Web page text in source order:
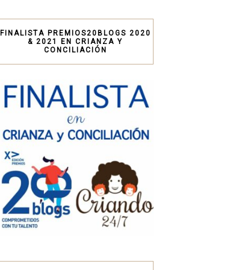
FINALISTA PREMIOS20BLOGS 2020
& 2021 EN CRIANZA Y
CONCILIACIÓN